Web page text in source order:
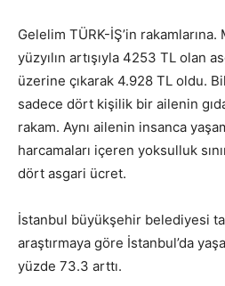
Gelelim TÜRK-İŞ’in rakamlarına.
yüzyılın artışıyla 4253 TL olan
üzerine çıkarak 4.928 TL oldu.
sadece dört kişilik bir ailenin
rakam. Aynı ailenin insanca
harcamaları içeren yoksulluk
dört asgari ücret.
İstanbul büyükşehir belediyesi
araştırmaya göre İstanbul’da
yüzde 73.3 arttı.